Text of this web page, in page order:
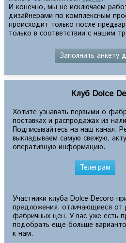
И конечно, мы не исключаем
дизайнерами по комплексным
происходит только после
только в соответствии с нашим
Заполнить анкету
Клуб Dolce
Хотите узнавать первыми о
поставках и распродажах из
Подписывайтесь на наш канал.
выкладываем самую свежую,
оперативную информацию.
Телеграм
Участники клуба Dolce Decoro
предложения, отличающиеся от
фабричных цен. У вас уже есть
подобрать еще больше
к нам.